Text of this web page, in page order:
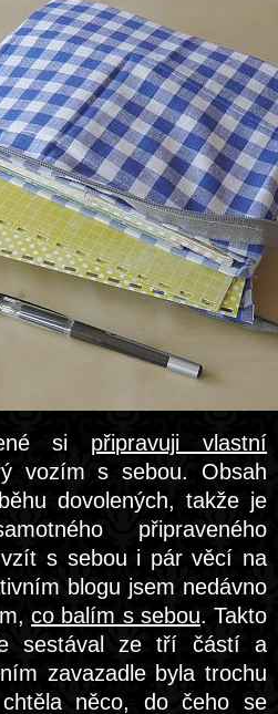
si připravuji vlastní
vozím s sebou. Obsah
dovolených, takže je
připraveného
s sebou i pár věcí na
blogu jsem nedávno
co balím s sebou. Takto
sestával ze tří částí a
zavazadle byla trochu
něco, do čeho se